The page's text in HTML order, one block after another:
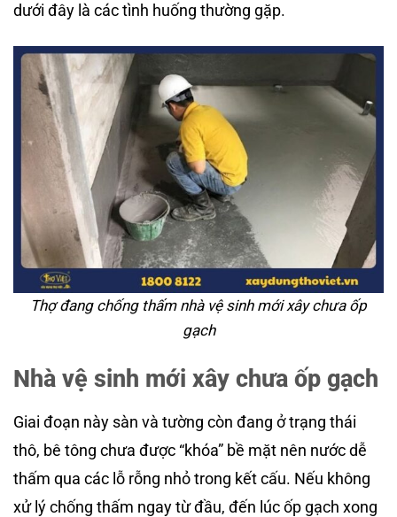
dưới đây là các tình huống thường gặp.
Thợ đang chống thấm nhà vệ sinh mới xây chưa ốp
gạch
Nhà vệ sinh mới xây chưa ốp gạch
Giai đoạn này sàn và tường còn đang ở trạng thái
thô, bê tông chưa được “khóa” bề mặt nên nước dễ
thấm qua các lỗ rỗng nhỏ trong kết cấu. Nếu không
xử lý chống thấm ngay từ đầu, đến lúc ốp gạch xong